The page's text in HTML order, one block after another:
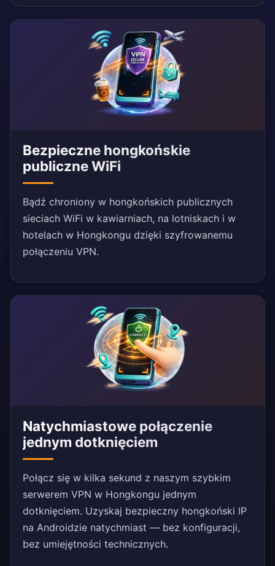
Bezpieczne hongkońskie
publiczne WiFi
Bądź chroniony w hongkońskich publicznych
sieciach WiFi w kawiarniach, na lotniskach i w
hotelach w Hongkongu dzięki szyfrowanemu
połączeniu VPN.
Natychmiastowe połączenie
jednym dotknięciem
Połącz się w kilka sekund z naszym szybkim
serwerem VPN w Hongkongu jednym
dotknięciem. Uzyskaj bezpieczny hongkoński IP
na Androidzie natychmiast — bez konfiguracji,
bez umiejętności technicznych.